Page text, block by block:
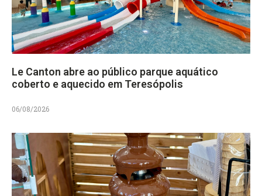
Le Canton abre ao público parque aquático
coberto e aquecido em Teresópolis
06/08/2026